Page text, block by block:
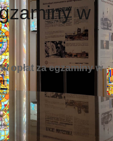
w
opłat za egzaminy w